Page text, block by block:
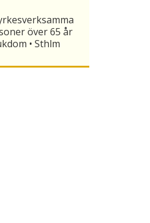
över 65 år
• Sthlm